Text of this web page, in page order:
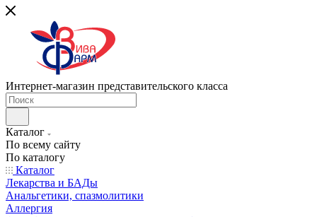
Интернет-магазин представительского класса
Каталог
По всему сайту
По каталогу
Каталог
Лекарства и БАДы
Анальгетики, спазмолитики
Аллергия